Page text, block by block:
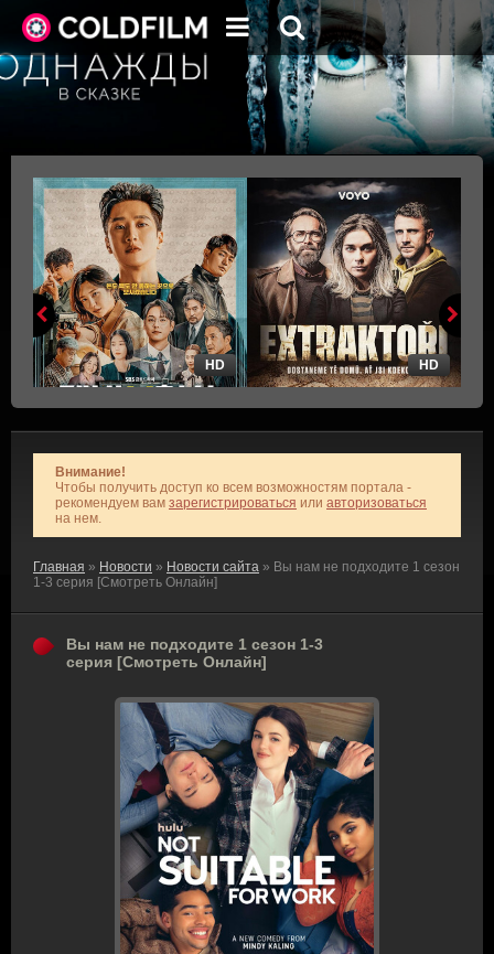
HD HD
Внимание!
Чтобы получить доступ ко всем возможностям портала -
рекомендуем вам зарегистрироваться или авторизоваться
на нем.
Главная » Новости » Новости сайта » Вы нам не подходите 1 сезон
1-3 серия [Смотреть Онлайн]
Вы нам не подходите 1 сезон 1-3
серия [Смотреть Онлайн]